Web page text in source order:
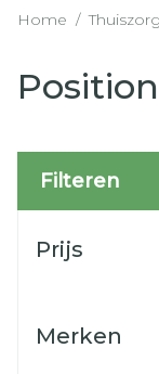
Home /
Filteren
Prijs
Merken